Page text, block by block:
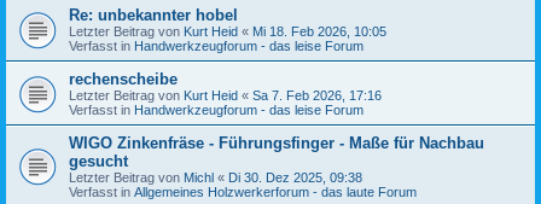
Re: unbekannter hobel
Letzter Beitrag von Kurt Heid « Mi 18. Feb 2026, 10:05
Verfasst in Handwerkzeugforum - das leise Forum
rechenscheibe
Letzter Beitrag von Kurt Heid « Sa 7. Feb 2026, 17:16
Verfasst in Handwerkzeugforum - das leise Forum
WIGO Zinkenfräse - Führungsfinger - Maße für Nachbau
gesucht
Letzter Beitrag von Michl « Di 30. Dez 2025, 09:38
Verfasst in Allgemeines Holzwerkerforum - das laute Forum